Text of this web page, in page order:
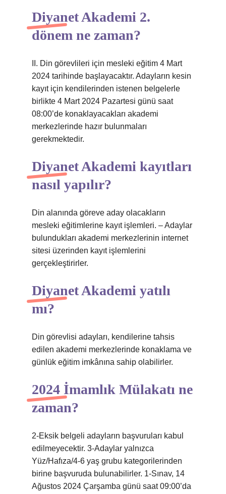
Diyanet Akademi 2.
dönem ne zaman?
II. Din görevlileri için mesleki eğitim 4 Mart
2024 tarihinde başlayacaktır. Adayların kesin
kayıt için kendilerinden istenen belgelerle
birlikte 4 Mart 2024 Pazartesi günü saat
08:00’de konaklayacakları akademi
merkezlerinde hazır bulunmaları
gerekmektedir.
Diyanet Akademi kayıtları
nasıl yapılır?
Din alanında göreve aday olacakların
mesleki eğitimlerine kayıt işlemleri. – Adaylar
bulundukları akademi merkezlerinin internet
sitesi üzerinden kayıt işlemlerini
gerçekleştirirler.
Diyanet Akademi yatılı
mı?
Din görevlisi adayları, kendilerine tahsis
edilen akademi merkezlerinde konaklama ve
günlük eğitim imkânına sahip olabilirler.
2024 İmamlık Mülakatı ne
zaman?
2-Eksik belgeli adayların başvuruları kabul
edilmeyecektir. 3-Adaylar yalnızca
Yüz/Hafıza/4-6 yaş grubu kategorilerinden
birine başvuruda bulunabilirler. 1-Sınav, 14
Ağustos 2024 Çarşamba günü saat 09:00’da